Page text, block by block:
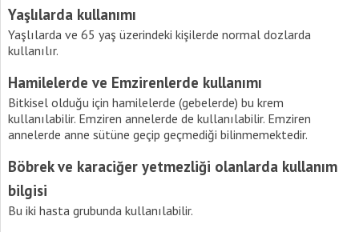
Yaşlılarda kullanımı
Yaşlılarda ve 65 yaş üzerindeki kişilerde normal dozlarda
kullanılır.
Hamilelerde ve Emzirenlerde kullanımı
Bitkisel olduğu için hamilelerde (gebelerde) bu krem
kullanılabilir. Emziren annelerde de kullanılabilir. Emziren
annelerde anne sütüne geçip geçmediği bilinmemektedir.
Böbrek ve karaciğer yetmezliği olanlarda kullanım
bilgisi
Bu iki hasta grubunda kullanılabilir.